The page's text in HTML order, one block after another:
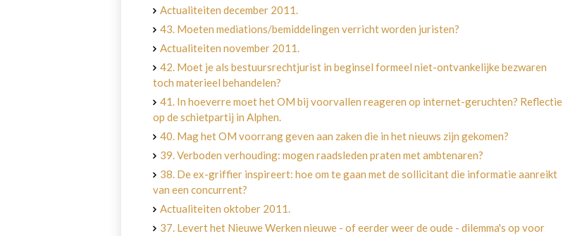
Actualiteiten december 2011.
43. Moeten mediations/bemiddelingen verricht worden juristen?
Actualiteiten november 2011.
42. Moet je als bestuursrechtjurist in beginsel formeel niet-ontvankelijke bezwaren
toch materieel behandelen?
41. In hoeverre moet het OM bij voorvallen reageren op internet-geruchten? Reflectie
op de schietpartij in Alphen.
40. Mag het OM voorrang geven aan zaken die in het nieuws zijn gekomen?
39. Verboden verhouding: mogen raadsleden praten met ambtenaren?
38. De ex-griffier inspireert: hoe om te gaan met de sollicitant die informatie aanreikt
van een concurrent?
Actualiteiten oktober 2011.
37. Levert het Nieuwe Werken nieuwe - of eerder weer de oude - dilemma's op voor